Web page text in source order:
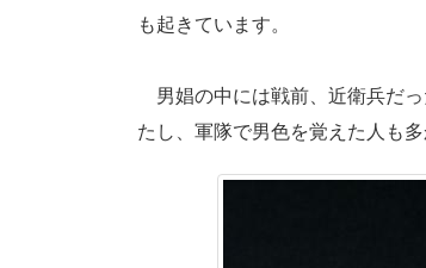
も起きています。
男娼の中には戦前、近衛兵だ
たし、軍隊で男色を覚えた人も多